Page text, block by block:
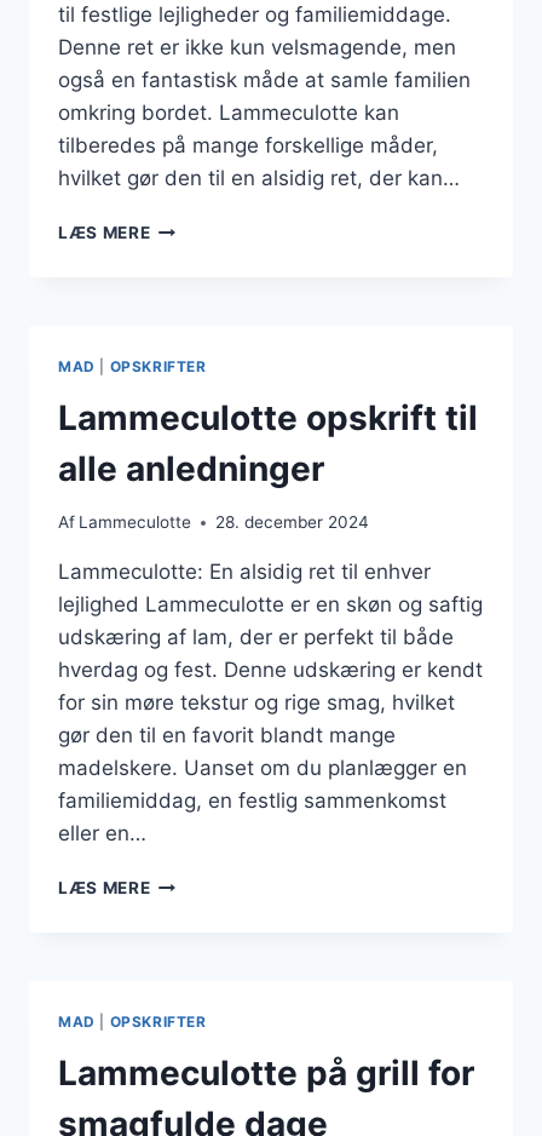
til festlige lejligheder og familiemiddage.
Denne ret er ikke kun velsmagende, men
også en fantastisk måde at samle familien
omkring bordet. Lammeculotte kan
tilberedes på mange forskellige måder,
hvilket gør den til en alsidig ret, der kan…
LÆS MERELAMMECULOTTE
MAD OPSKRIFTER
Lammeculotte opskrift til
alle anledninger
Af Lammeculotte 28. december 2024
Lammeculotte: En alsidig ret til enhver
lejlighed Lammeculotte er en skøn og saftig
udskæring af lam, der er perfekt til både
hverdag og fest. Denne udskæring er kendt
for sin møre tekstur og rige smag, hvilket
gør den til en favorit blandt mange
madelskere. Uanset om du planlægger en
familiemiddag, en festlig sammenkomst
eller en…
LÆS MERELAMMECULOTTE
MAD OPSKRIFTER
Lammeculotte på grill for
smagfulde dage